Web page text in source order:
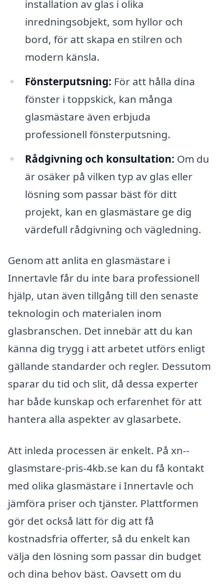
installation av glas i olika
inredningsobjekt, som hyllor och
bord, för att skapa en stilren och
modern känsla.
Fönsterputsning: För att hålla dina
fönster i toppskick, kan många
glasmästare även erbjuda
professionell fönsterputsning.
Rådgivning och konsultation: Om du
är osäker på vilken typ av glas eller
lösning som passar bäst för ditt
projekt, kan en glasmästare ge dig
värdefull rådgivning och vägledning.
Genom att anlita en glasmästare i
Innertavle får du inte bara professionell
hjälp, utan även tillgång till den senaste
teknologin och materialen inom
glasbranschen. Det innebär att du kan
känna dig trygg i att arbetet utförs enligt
gällande standarder och regler. Dessutom
sparar du tid och slit, då dessa experter
har både kunskap och erfarenhet för att
hantera alla aspekter av glasarbete.
Att inleda processen är enkelt. På xn--
glasmstare-pris-4kb.se kan du få kontakt
med olika glasmästare i Innertavle och
jämföra priser och tjänster. Plattformen
gör det också lätt för dig att få
kostnadsfria offerter, så du enkelt kan
välja den lösning som passar din budget
och dina behov bäst. Oavsett om du